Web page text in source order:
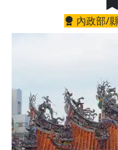
內政部/